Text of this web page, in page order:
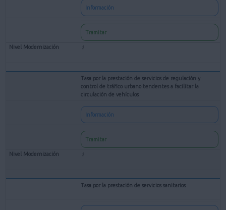
Información
Tramitar
Tasa por la prestación de servicios de regulación y
control de tráfico urbano tendentes a facilitar la
circulación de vehículos
Información
Tramitar
Tasa por la prestación de servicios sanitarios